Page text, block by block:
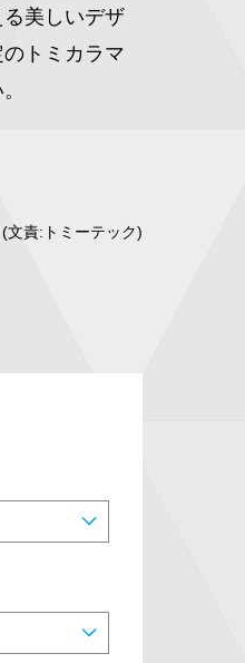
美しいデザ
トミカラマ
(文責:トミーテック)